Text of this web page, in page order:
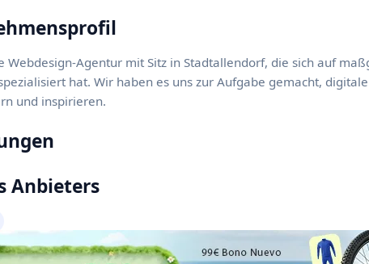
Webdesign-Agentur mit Sitz in Stadtallendorf, die sich auf
hat. Wir haben es uns zur Aufgabe gemacht,
und inspirieren.
Anbieters